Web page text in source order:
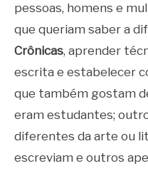
pessoas, homens e
que queriam saber a
Crônicas, aprender
escrita e estabelecer
que também gostam
eram estudantes;
diferentes da arte ou
escreviam e outros